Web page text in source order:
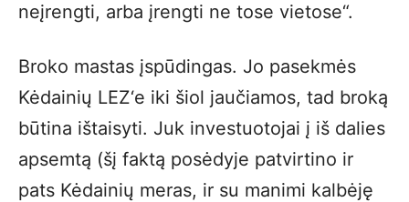
neįrengti, arba įrengti ne tose vietose“.
Broko mastas įspūdingas. Jo pasekmės
Kėdainių LEZ‘e iki šiol jaučiamos, tad broką
būtina ištaisyti. Juk investuotojai į iš dalies
apsemtą (šį faktą posėdyje patvirtino ir
pats Kėdainių meras, ir su manimi kalbėję